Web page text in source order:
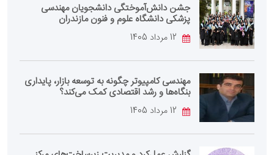
جشن دانش‌آموختگی دانشجویان مهندسی
پزشکی دانشگاه علوم و فنون مازندران
مهندسی کامپیوتر چگونه به توسعه بازار، پایداری
بنگاه‌ها و رشد اقتصادی کمک می‌کند؟